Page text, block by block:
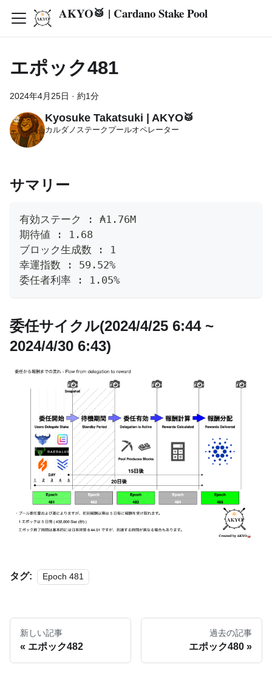
AKYO🥁 | Cardano Stake Pool
エポック481
2024年4月25日 · 約1分
Kyosuke Takatsuki | AKYO🥁
カルダノステークプールオペレーター
サマリー
有効ステーク : ₳1.76M
期待値 : 1.68
ブロック生成数 : 1
幸運指数 : 59.52%
委任者利率 : 1.05%
委任サイクル(2024/4/25 6:44 ~
2024/4/30 6:43)
タグ: Epoch 481
新しい記事
エポック482
過去の記事
エポック480